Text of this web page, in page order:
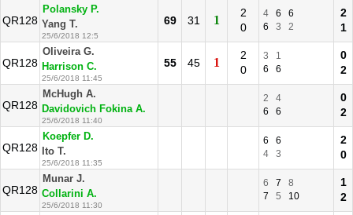
QR128
Polansky P.
Yang T.
25/6/2018 12:5
69 31 1
2
0
4 6
6
6
3 2
2
1
QR128
Oliveira G.
Harrison C.
25/6/2018 11:45
55 45 1
2
0
3
1
6
6
0
2
QR128
McHugh A.
Davidovich Fokina A.
25/6/2018 11:40
2
4
6
6
0
2
QR128
Koepfer D.
Ito T.
25/6/2018 11:35
6
6
4
3
2
0
QR128
Munar J.
Collarini A.
25/6/2018 11:30
6 7
8
7
5 10
1
2